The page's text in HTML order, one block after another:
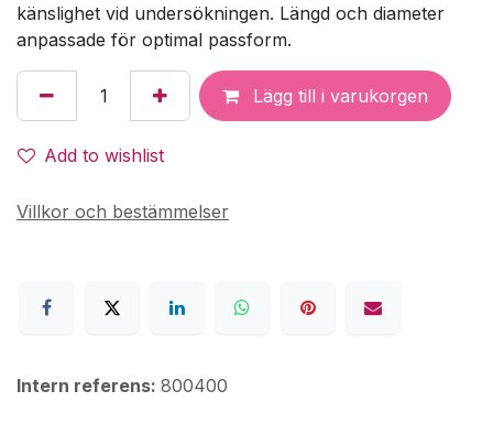
känslighet vid undersökningen. Längd och diameter
anpassade för optimal passform.
Lägg till i varukorgen
Add to wishlist
Villkor och bestämmelser
Intern referens: 800400